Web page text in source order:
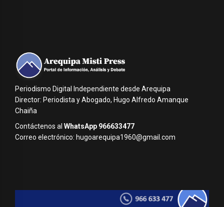
Periodismo Digital Independiente desde Arequipa
Director: Periodista y Abogado, Hugo Alfredo Amanque
Chaiña
Contáctenos al WhatsApp 966633477
Correo electrónico: hugoarequipa1960@gmail.com